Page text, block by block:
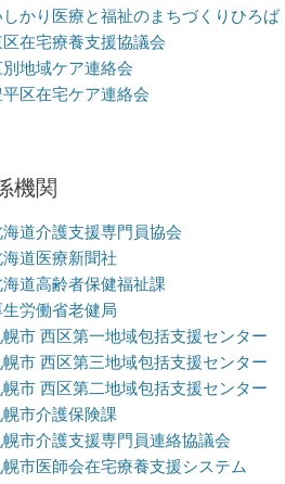
しかり医療と福祉のまちづくりひろば
区在宅療養支援協議会
別地域ケア連絡会
平区在宅ケア連絡会
機関
海道介護支援専門員協会
海道医療新聞社
海道高齢者保健福祉課
生労働省老健局
幌市 西区第一地域包括支援センター
幌市 西区第三地域包括支援センター
幌市 西区第二地域包括支援センター
幌市介護保険課
幌市介護支援専門員連絡協議会
幌市医師会在宅療養支援システム